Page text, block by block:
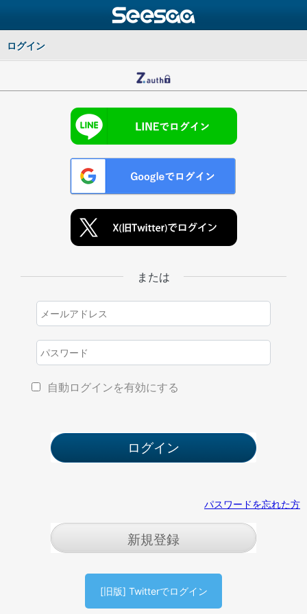
ログイン
または
自動ログインを有効にする
パスワードを忘れた方
新規登録
[旧版] Twitterでログイン